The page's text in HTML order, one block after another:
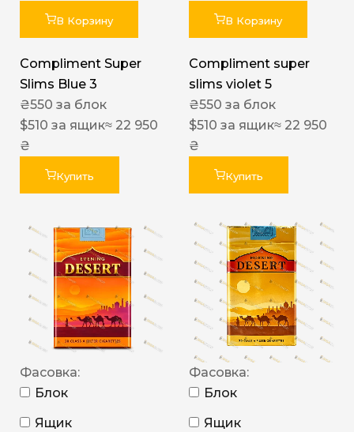
В Корзину
Compliment Super
Slims Blue 3
₴550 за блок
$510 за ящик≈ 22 950
₴
Купить
В Корзину
Compliment super
slims violet 5
₴550 за блок
$510 за ящик≈ 22 950
₴
Купить
Фасовка:
Блок
Ящик
Фасовка:
Блок
Ящик